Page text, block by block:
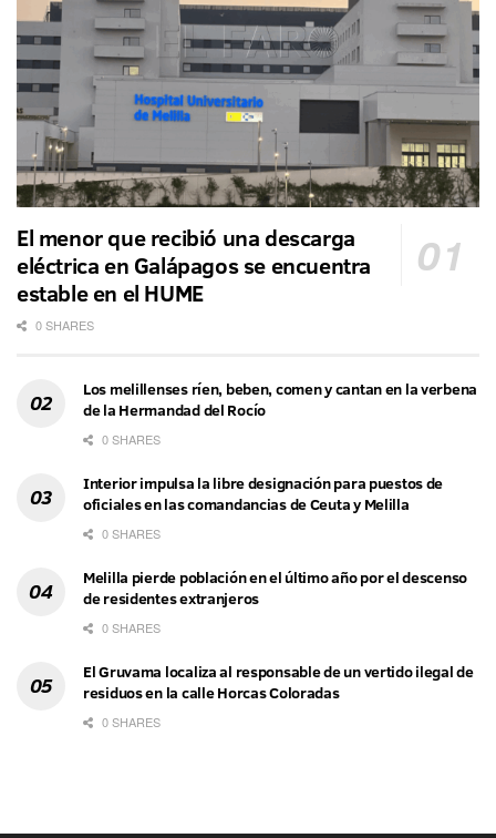
El menor que recibió una descarga
eléctrica en Galápagos se encuentra
estable en el HUME
0 SHARES
Los melillenses ríen, beben, comen y cantan en la verbena
de la Hermandad del Rocío
0 SHARES
Interior impulsa la libre designación para puestos de
oficiales en las comandancias de Ceuta y Melilla
0 SHARES
Melilla pierde población en el último año por el descenso
de residentes extranjeros
0 SHARES
El Gruvama localiza al responsable de un vertido ilegal de
residuos en la calle Horcas Coloradas
0 SHARES